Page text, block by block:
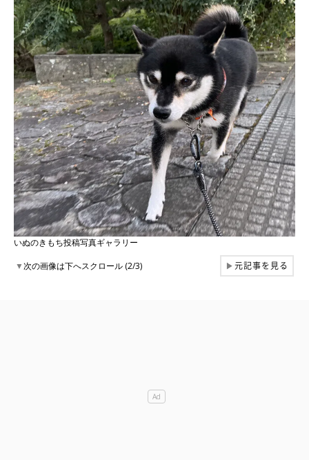
いぬのきもち投稿写真ギャラリー
▼次の画像は下へスクロール (2/3) ▶元記事を見る